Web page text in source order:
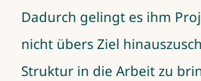
Dadurch gelingt es ihm
nicht übers Ziel
Struktur in die Arbeit zu